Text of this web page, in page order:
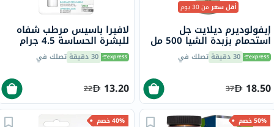
أقل سعرمن 30 يوم
إيفولوديرم ديلايت جل
استحمام بزبدة الشيا 500 مل
17302 30 دقيقة تصلك في
18.50
37
لافيرا باسيس مرطب شفاه
للبشرة الحساسة 4.5 جرام
30 دقيقة تصلك في
13.20
22
50% خصم 40% خصم